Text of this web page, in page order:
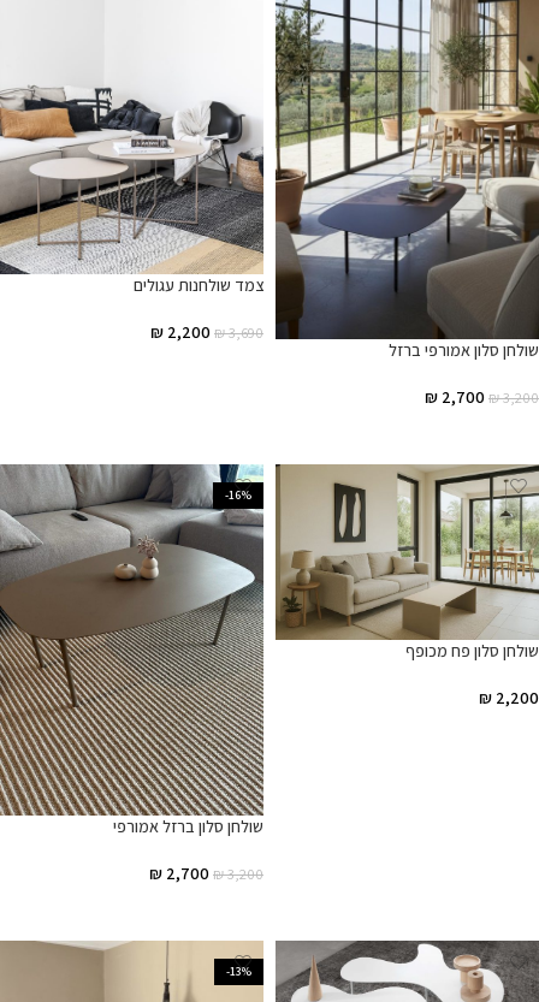
שולחן סלון אמורפי ברזל
₪3,200
₪ 2,700
צמד שולחנות עגולים
₪3,690
₪ 2,200
שולחן סלון פח מכופף
₪ 2,200
-16%
שולחן סלון ברזל אמורפי
₪3,200
₪ 2,700
-13%